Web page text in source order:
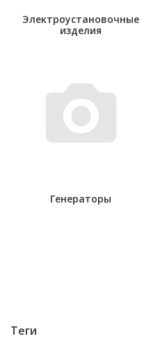
Электроустановочные
изделия
Генераторы
Теги